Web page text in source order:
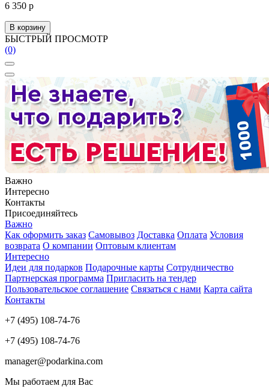
6 350 р
В корзину
БЫСТРЫЙ ПРОСМОТР
(0)
Важно
Интересно
Контакты
Присоединяйтесь
Важно
Как оформить заказ Самовывоз Доставка Оплата Условия
возврата О компании Оптовым клиентам
Интересно
Идеи для подарков Подарочные карты Сотрудничество
Партнерская программа Пригласить на тендер
Пользовательское соглашение Связаться с нами Карта сайта
Контакты
+7 (495) 108-74-76
+7 (495) 108-74-76
manager@podarkina.com
Мы работаем для Вас